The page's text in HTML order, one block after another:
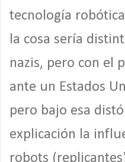
tecnología
la cosa sería
nazis, pero con el
ante un Estados
pero bajo esa
explicación la
robots